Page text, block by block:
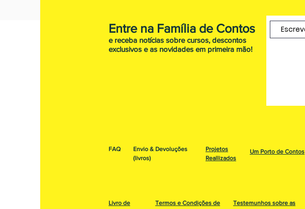
Entre na Família de Contos
e receba notícias sobre cursos, descontos
exclusivos e as novidades em primeira mão!
FAQ
Envio & Devoluções
(livros)
Projetos
Reallizados
Um Porto de Contos
Livro de
Termos e Condições de
Testemunhos sobre as